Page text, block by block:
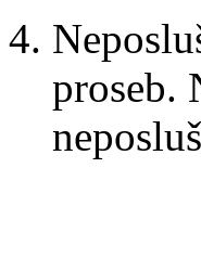
proseb.